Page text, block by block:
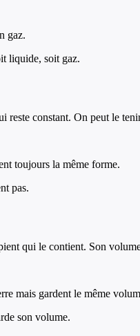
gaz.
liquide, soit gaz.
reste constant. On peut le
toujours la même forme.
pas.
qui le contient. Son
mais gardent le même
son volume.